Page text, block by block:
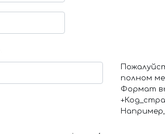
полном
Формат
Например,